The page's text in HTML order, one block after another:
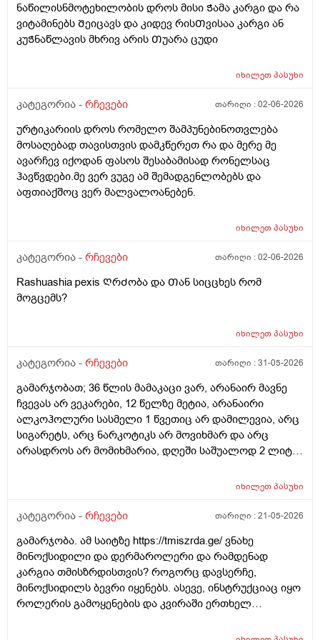
შეიძლება ზოგს არ ჰქონდეს ან ნაკლებად ჰქონდეს ეს
მოთხოვნილება, ზოგს მეტად, მაგრამ თუ ადამიანს
საწინააღმდეგო სქესთან სექსის ძლიერი
იძულებაში, ადევნებაში, მანიპულაციაში, სხვის რაიმე
კანონსაწინააღმდეგო ქმედებაში საერთოდ არ
დასაძინებლად არ ვწვები. მაინტერესებს, ბევრი ჭამა
ჩემი ჯანმრთელობისთვის კარგია თუ არა? ჯერ ცუდი
არაფერი არ მიგრძვნია, რაც დრო გადის და წლები
კუთხით, უფროდაუფრო მეტი შემიძლია. 2. გლანდები
ბავშვობაში, 5-6-7 წლის ასაკში გლანდები და ყელი
მემართებოდა, არაერთმა ექიმმა მაშინ გლანდების
ამოჭრა ურჩია ჩემს მშობლებს, არ დაუჯერეს
მშობლებმა, არც რაიმე მკურნალობის კურსი არ
გამივლია ცალკე გლანდებზე, ახლა აღარც ყელი
მაწუხებს, აღარც გლანდები, არც სხვა რამ,
ამოჭრის და არა მკურნალობის რეკომენდაციას,
ორგანო არის?
ნაწილისნმოტეხილობის დროს მისი Ჭამა კარგი და რა
ვიტამინებს Შეიცავს და კიდევ რისᲗვისაა კარგი ან
კუᲭნაწლავის მხრივ არის Თუარა ცუდი
იხილეთპასუხი
კატეგორია - რჩევები თარიღი :02-06-2026
ურტიკარიის დროს რომელო შამპუნებინოთვლება
მოსაღებად თავისთვის დამკწერეთ რა და მერე მე
ავარჩევ იქოდან ფასოს შესაბამისად რონელსაც
ჰავწვდები.მე ვერ ვუგე ამ შემადგენლობებს და
აფთიაქშოც ვერ მალვალოანებენ.
იხილეთპასუხი
კატეგორია - რჩევები თარიღი :02-06-2026
Rashuashia pexis ᲦრᲫობა და Თან სიცცხეს რომ
მოგცემს?
იხილეთპასუხი
კატეგორია - რჩევები თარიღი :31-05-2026
გამარჯობათ; 36 წლის მამაკაცი ვარ, არანაირ მავნე
ჩვევას არ ვეკარები, 12 წელზე მეტია, არანაირი
ალკოჰოლური სასმელი 1 წვეთიც არ დამილევია, არც
სიგარეტს, არც ნარკოტიკს არ მოვიხმარ და არც
არასდროს არ მომიხმარია, დღეში საშუალოდ 2 ლიტრ
მაქვს, სხვა ვარჯიშებსაც ვაკეთებ, არ მაწუხებს
არაფერი არ მიგრძვნია, სეზონური სურდო ან ვირუსიც
ზეზეულა ვიხდი; იშვიათად, რომ ამ დროს რაიმე
წამალი დამჭირდეს. სიმაღლით 193-194 სმ ვარ, წონით
დაახლოებით 77 კგ, ჭარბი წონა არასდროს არ
მაწუხებდა, ჩემი წონა 80 კგ არასდროს არ ასცილებია.
მაინტერესებს: 1.ბავშვობიდან ბევრ ხილ-ბოსტნეულს,
იხილეთპასუხი
კატეგორია - რჩევები თარიღი :21-05-2026
გამარჯობა. ამ საიტზე https://tmiszrda.ge/ ვნახე
მინოქსიდილი და დერმაროლერი და რამდენად
კარგია თმისზრდისთვის? როგორც დავსერჩე,
მინოქსიდილს ბევრი იყენებს. ასევე, ინსტრუქციაც იყო
როლერის გამოყენების და კვირაში ერთხელ